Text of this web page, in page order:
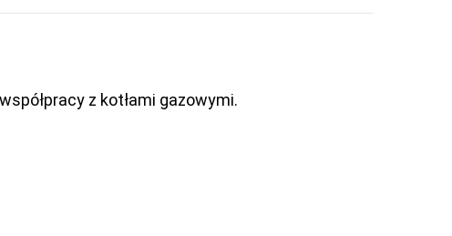
z kotłami gazowymi.